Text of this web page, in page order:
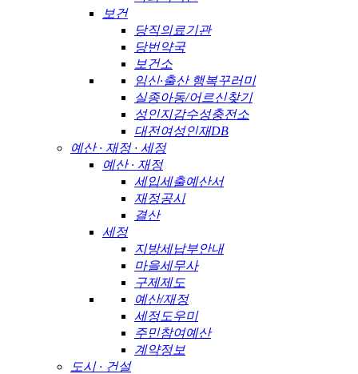
보건
당직의료기관
당번약국
보건소
임신·출산 행복꾸러미
실종아동/어르신찾기
성인지감수성충전소
대전여성인재DB
예산 · 재정 · 세정
예산 · 재정
세입세출예산서
재정공시
결산
세정
지방세납부안내
마을세무사
구제제도
예산/재정
세정도우미
주민참여예산
계약정보
도시 · 건설